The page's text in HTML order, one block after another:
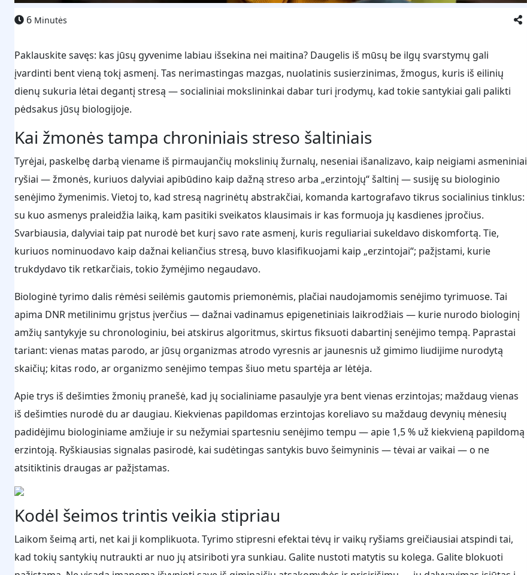
6 Minutės
Paklauskite savęs: kas jūsų gyvenime labiau išsekina nei maitina? Daugelis iš mūsų be ilgų svarstymų gali
įvardinti bent vieną tokį asmenį. Tas nerimastingas mazgas, nuolatinis susierzinimas, žmogus, kuris iš eilinių
dienų sukuria lėtai degantį stresą — socialiniai mokslininkai dabar turi įrodymų, kad tokie santykiai gali palikti
pėdsakus jūsų biologijoje.
Kai žmonės tampa chroniniais streso šaltiniais
Tyrėjai, paskelbę darbą viename iš pirmaujančių mokslinių žurnalų, neseniai išanalizavo, kaip neigiami asmeniniai
ryšiai — žmonės, kuriuos dalyviai apibūdino kaip dažną streso arba „erzintojų“ šaltinį — susiję su biologinio
senėjimo žymenimis. Vietoj to, kad stresą nagrinėtų abstrakčiai, komanda kartografavo tikrus socialinius tinklus:
su kuo asmenys praleidžia laiką, kam pasitiki sveikatos klausimais ir kas formuoja jų kasdienes įpročius.
Svarbiausia, dalyviai taip pat nurodė bet kurį savo rate asmenį, kuris reguliariai sukeldavo diskomfortą. Tie,
kuriuos nominuodavo kaip dažnai keliančius stresą, buvo klasifikuojami kaip „erzintojai“; pažįstami, kurie
trukdydavo tik retkarčiais, tokio žymėjimo negaudavo.
Biologinė tyrimo dalis rėmėsi seilėmis gautomis priemonėmis, plačiai naudojamomis senėjimo tyrimuose. Tai
apima DNR metilinimu grįstus įverčius — dažnai vadinamus epigenetiniais laikrodžiais — kurie nurodo biologinį
amžių santykyje su chronologiniu, bei atskirus algoritmus, skirtus fiksuoti dabartinį senėjimo tempą. Paprastai
tariant: vienas matas parodo, ar jūsų organizmas atrodo vyresnis ar jaunesnis už gimimo liudijime nurodytą
skaičių; kitas rodo, ar organizmo senėjimo tempas šiuo metu spartėja ar lėtėja.
Apie trys iš dešimties žmonių pranešė, kad jų socialiniame pasaulyje yra bent vienas erzintojas; maždaug vienas
iš dešimties nurodė du ar daugiau. Kiekvienas papildomas erzintojas koreliavo su maždaug devynių mėnesių
padidėjimu biologiniame amžiuje ir su nežymiai spartesniu senėjimo tempu — apie 1,5 % už kiekvieną papildomą
erzintoją. Ryškiausias signalas pasirodė, kai sudėtingas santykis buvo šeimyninis — tėvai ar vaikai — o ne
atsitiktinis draugas ar pažįstamas.
Kodėl šeimos trintis veikia stipriau
Laikom šeimą arti, net kai ji komplikuota. Tyrimo stipresni efektai tėvų ir vaikų ryšiams greičiausiai atspindi tai,
kad tokių santykių nutraukti ar nuo jų atsiriboti yra sunkiau. Galite nustoti matytis su kolega. Galite blokuoti